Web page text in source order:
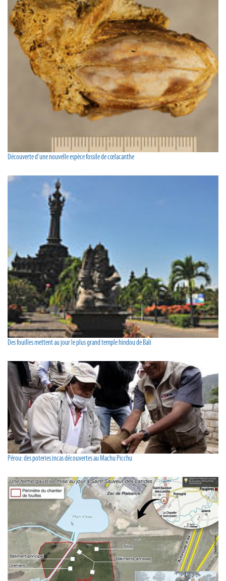
Découverte d'une nouvelle espèce fossile de cœlacanthe
Des fouilles mettent au jour le plus grand temple hindou de Bali
Pérou: des poteries incas découvertes au Machu Picchu